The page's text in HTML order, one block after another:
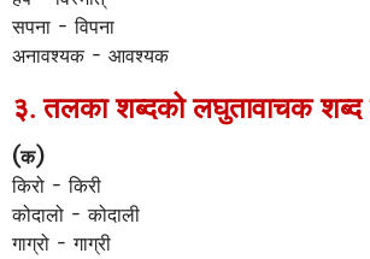
सपना - विपना
अनावश्यक - आवश्यक
३. तलका शब्दको लघुतावाचक शब्द
(क)
किरो - किरी
कोदालो - कोदाली
गाग्रो - गाग्री